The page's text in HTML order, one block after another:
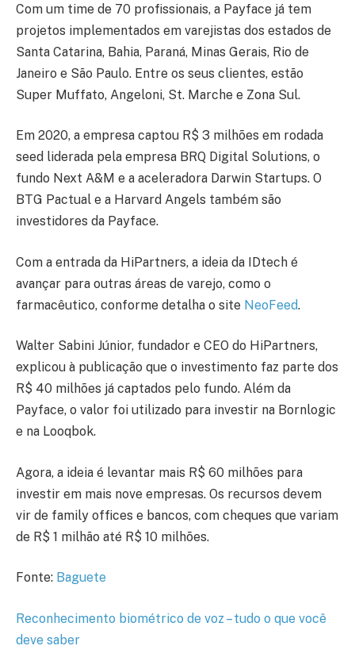
Com um time de 70 profissionais, a Payface já tem
projetos implementados em varejistas dos estados de
Santa Catarina, Bahia, Paraná, Minas Gerais, Rio de
Janeiro e São Paulo. Entre os seus clientes, estão
Super Muffato, Angeloni, St. Marche e Zona Sul.
Em 2020, a empresa captou R$ 3 milhões em rodada
seed liderada pela empresa BRQ Digital Solutions, o
fundo Next A&M e a aceleradora Darwin Startups. O
BTG Pactual e a Harvard Angels também são
investidores da Payface.
Com a entrada da HiPartners, a ideia da IDtech é
avançar para outras áreas de varejo, como o
farmacêutico, conforme detalha o site NeoFeed.
Walter Sabini Júnior, fundador e CEO do HiPartners,
explicou à publicação que o investimento faz parte dos
R$ 40 milhões já captados pelo fundo. Além da
Payface, o valor foi utilizado para investir na Bornlogic
e na Looqbok.
Agora, a ideia é levantar mais R$ 60 milhões para
investir em mais nove empresas. Os recursos devem
vir de family offices e bancos, com cheques que variam
de R$ 1 milhão até R$ 10 milhões.
Fonte: Baguete
Reconhecimento biométrico de voz – tudo o que você
deve saber